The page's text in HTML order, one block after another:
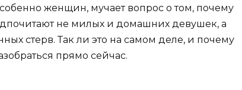
женщин, мучает вопрос о том, почему
не милых и домашних девушек, а
стерв. Так ли это на самом деле, и почему
прямо сейчас.